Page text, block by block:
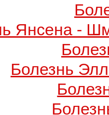
Янсена -
Болезнь